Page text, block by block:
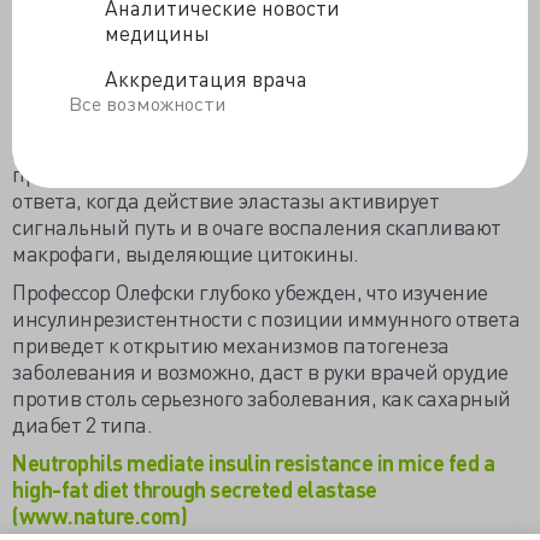
Аналитические новости
медицины
Аккредитация врача
Все возможности
коротким жизненным циклом, не в состоянии
поддерживать хроническое воспаление. И даже если
нейтрофильная эластаза и влияет на
восприимчивость тканей, то лишь вначале этого
процесса, но никак не поддерживает его в
дальнейшем. Ученый считает, что возможная
проблема лежит в следующих этапах иммунного
ответа, когда действие эластазы активирует
сигнальный путь и в очаге воспаления скапливают
макрофаги, выделяющие цитокины.
Профессор Олефски глубоко убежден, что изучение
инсулинрезистентности с позиции иммунного ответа
приведет к открытию механизмов патогенеза
заболевания и возможно, даст в руки врачей орудие
против столь серьезного заболевания, как сахарный
диабет 2 типа.
Neutrophils mediate insulin resistance in mice fed a
high-fat diet through secreted elastase
(www.nature.com)